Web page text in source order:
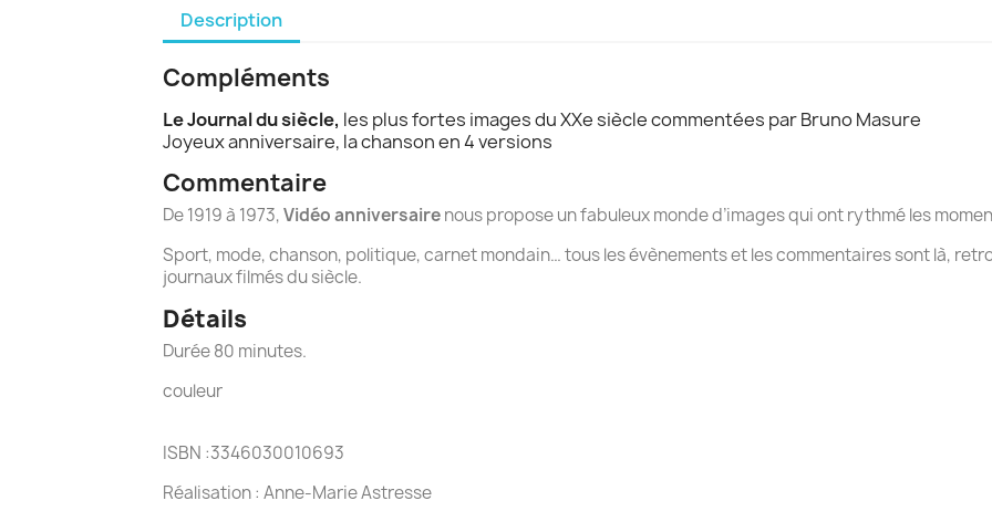
Description
Compléments
Le Journal du siècle, les plus fortes images du XXe siècle commentées par Bruno Masure
Joyeux anniversaire, la chanson en 4 versions
Commentaire
De 1919 à 1973,Vidéo anniversairenous propose un fabuleux monde d’images qui ont rythmé les
Sport, mode, chanson, politique, carnet mondain… tous les évènements et les commentaires sont là,
journaux filmés du siècle.
Détails
Durée 80 minutes.
couleur
ISBN :3346030010693
Réalisation : Anne-Marie Astresse